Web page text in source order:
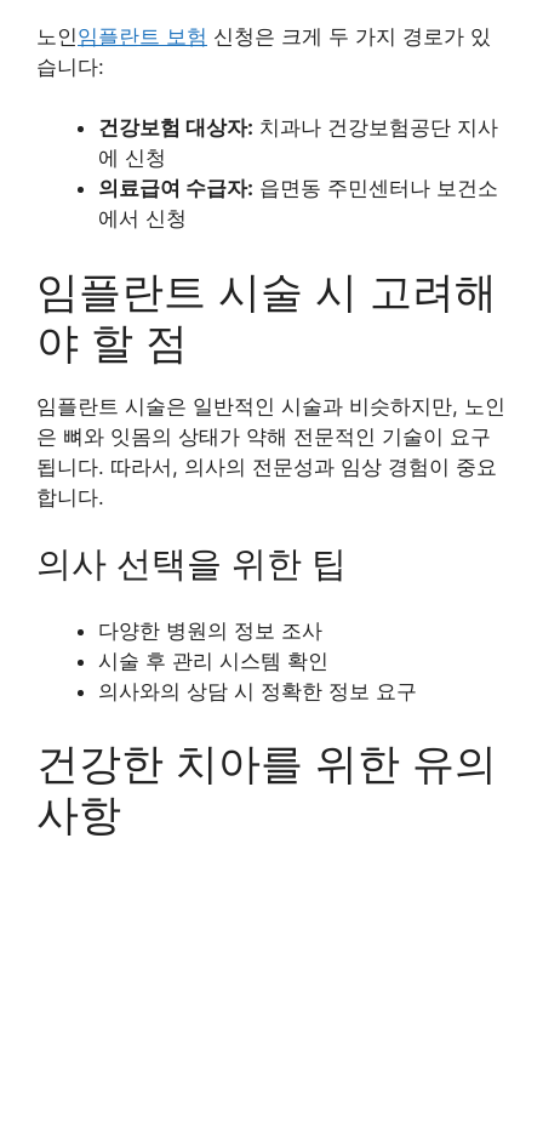
노인임플란트 보험 신청은 크게 두 가지 경로가 있
습니다:
건강보험 대상자: 치과나 건강보험공단 지사
에 신청
의료급여 수급자: 읍면동 주민센터나 보건소
에서 신청
임플란트 시술 시 고려해
야 할 점
임플란트 시술은 일반적인 시술과 비슷하지만, 노인
은 뼈와 잇몸의 상태가 약해 전문적인 기술이 요구
됩니다. 따라서, 의사의 전문성과 임상 경험이 중요
합니다.
의사 선택을 위한 팁
다양한 병원의 정보 조사
시술 후 관리 시스템 확인
의사와의 상담 시 정확한 정보 요구
건강한 치아를 위한 유의
사항